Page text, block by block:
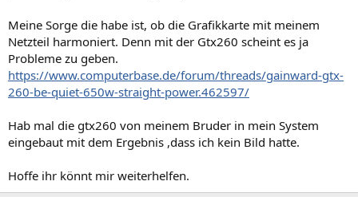
Meine Sorge die habe ist, ob die Grafikkarte mit meinem
Netzteil harmoniert. Denn mit der Gtx260 scheint es ja
Probleme zu geben.
https://www.computerbase.de/forum/threads/gainward-gtx-
260-be-quiet-650w-straight-power.462597/
Hab mal die gtx260 von meinem Bruder in mein System
eingebaut mit dem Ergebnis ,dass ich kein Bild hatte.
Hoffe ihr könnt mir weiterhelfen.